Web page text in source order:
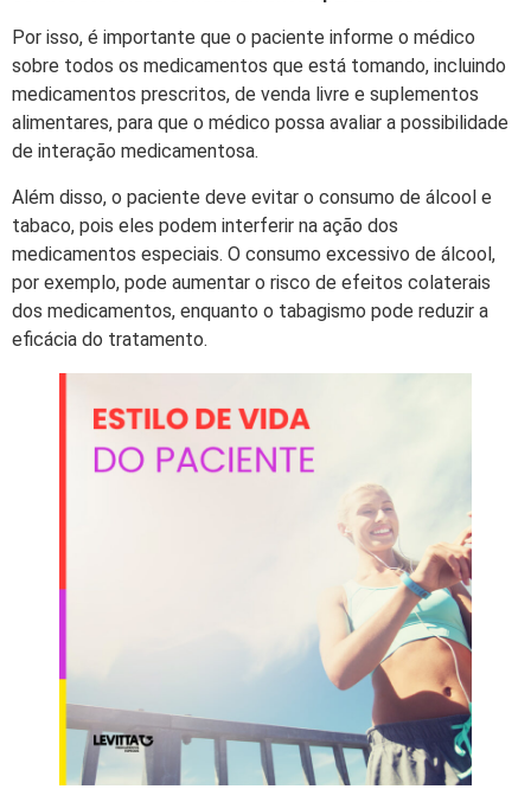
Por isso, é importante que o paciente informe o médico
sobre todos os medicamentos que está tomando, incluindo
medicamentos prescritos, de venda livre e suplementos
alimentares, para que o médico possa avaliar a possibilidade
de interação medicamentosa.
Além disso, o paciente deve evitar o consumo de álcool e
tabaco, pois eles podem interferir na ação dos
medicamentos especiais. O consumo excessivo de álcool,
por exemplo, pode aumentar o risco de efeitos colaterais
dos medicamentos, enquanto o tabagismo pode reduzir a
eficácia do tratamento.